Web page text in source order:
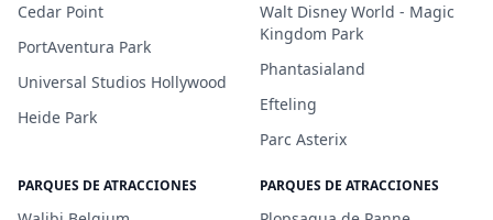
Cedar Point
PortAventura Park
Universal Studios Hollywood
Heide Park
Walt Disney World - Magic
Kingdom Park
Phantasialand
Efteling
Parc Asterix
PARQUES DE ATRACCIONES PARQUES DE ATRACCIONES